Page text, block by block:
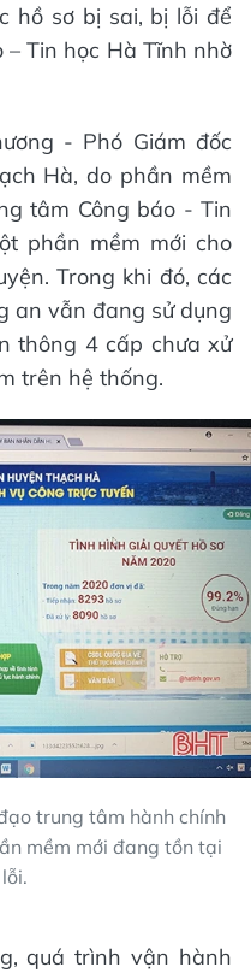
hồ sơ bị sai, bị lỗi để
Tin học Hà Tĩnh nhờ
- Phó Giám đốc
Hà, do phần mềm
tâm Công báo - Tin
phần mềm mới cho
Trong khi đó, các
an vẫn đang sử dụng
thông 4 cấp chưa xử
trên hệ thống.
trung tâm hành chính
mềm mới đang tồn tại
quá trình vận hành